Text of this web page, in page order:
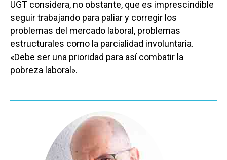
UGT considera, no obstante, que es imprescindible
seguir trabajando para paliar y corregir los
problemas del mercado laboral, problemas
estructurales como la parcialidad involuntaria.
«Debe ser una prioridad para así combatir la
pobreza laboral».